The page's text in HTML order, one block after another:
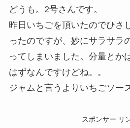
どうも。2号さんです。
昨日いちごを頂いたのでひさ
ったのですが、妙にサラサラ
ってしまいました。分量とか
はずなんですけどね。。
ジャムと言うよりいちごソー
スポンサー リ